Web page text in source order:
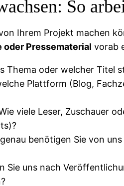
So
Ihrem Projekt machen
oder Pressematerial vorab
Thema oder welcher Titel
Plattform (Blog,
viele Leser, Zuschauer
benötigen Sie von
Sie uns nach